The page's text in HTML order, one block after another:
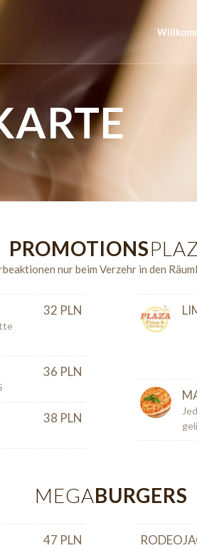
PROMOTIONS
nur beim Verzehr in den
32 PLN
36 PLN
38 PLN
MEGABURGERS
47 PLN